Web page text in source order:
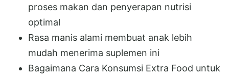
proses makan dan penyerapan nutrisi
optimal
Rasa manis alami membuat anak lebih
mudah menerima suplemen ini
Bagaimana Cara Konsumsi Extra Food untuk